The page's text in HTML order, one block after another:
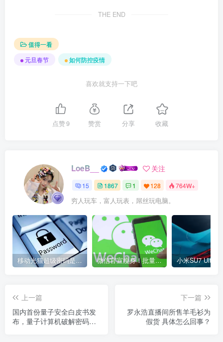
THE END
值得一看
元旦春节
如何防控疫情
喜欢就支持一下吧
点赞9 赞赏 分享 收藏
LoeB__ 关注
15 1867 1 128 764W+
穷人玩车，富人玩表，屌丝玩电脑。
移动光猫超级密码是多少？移动光猫超级管理员后台账号与密码 微信官宣瘦身！批量清理原图新功能来了 安卓、iOS均可使用
上一篇
国内首份量子安全白皮书发
布，量子计算机破解密码谁
下一篇
罗永浩直播间所售羊毛衫为
假货 具体怎么回事？